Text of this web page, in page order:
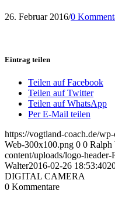
26. Februar 2016/0
Eintrag teilen
Teilen auf Facebook
Teilen auf Twitter
Teilen auf WhatsApp
Per E-Mail teilen
https://vogtland-coach.de/
Web-300x100.png 0 0 Ralph
content/uploads/logo-
Walter2016-02-26 18:53:40
DIGITAL CAMERA
0 Kommentare